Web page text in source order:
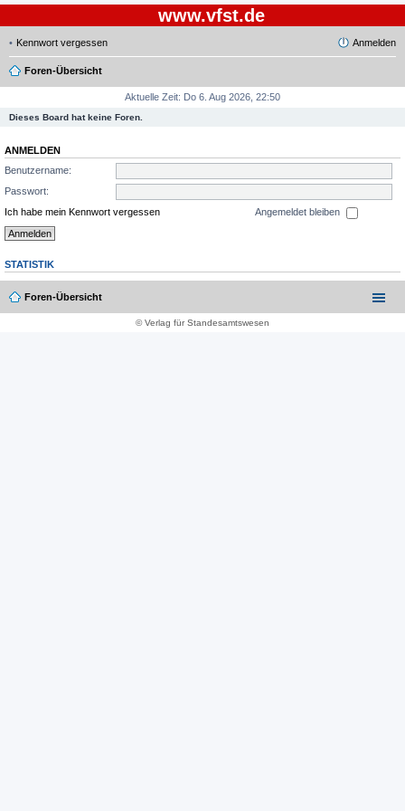
www.vfst.de
Kennwort vergessen Anmelden
Foren-Übersicht
Aktuelle Zeit: Do 6. Aug 2026, 22:50
Dieses Board hat keine Foren.
ANMELDEN
Benutzername:
Passwort:
Ich habe mein Kennwort vergessen
Angemeldet bleiben
STATISTIK
Foren-Übersicht
© Verlag für Standesamtswesen